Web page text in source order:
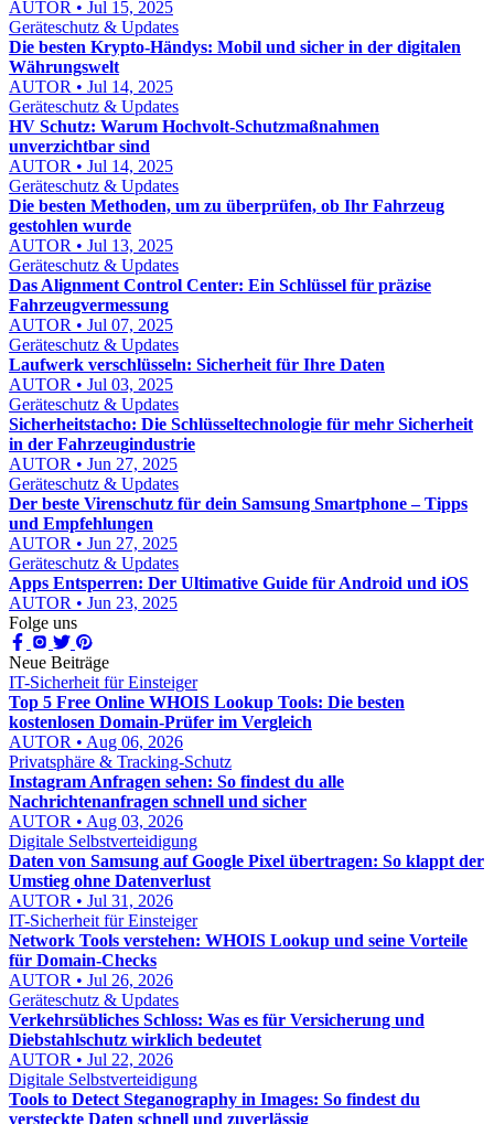
AUTOR • Jul 15, 2025
Geräteschutz & Updates
Die besten Krypto-Händys: Mobil und sicher in der digitalen
Währungswelt
AUTOR • Jul 14, 2025
Geräteschutz & Updates
HV Schutz: Warum Hochvolt-Schutzmaßnahmen
unverzichtbar sind
AUTOR • Jul 14, 2025
Geräteschutz & Updates
Die besten Methoden, um zu überprüfen, ob Ihr Fahrzeug
gestohlen wurde
AUTOR • Jul 13, 2025
Geräteschutz & Updates
Das Alignment Control Center: Ein Schlüssel für präzise
Fahrzeugvermessung
AUTOR • Jul 07, 2025
Geräteschutz & Updates
Laufwerk verschlüsseln: Sicherheit für Ihre Daten
AUTOR • Jul 03, 2025
Geräteschutz & Updates
Sicherheitstacho: Die Schlüsseltechnologie für mehr Sicherheit
in der Fahrzeugindustrie
AUTOR • Jun 27, 2025
Geräteschutz & Updates
Der beste Virenschutz für dein Samsung Smartphone – Tipps
und Empfehlungen
AUTOR • Jun 27, 2025
Geräteschutz & Updates
Apps Entsperren: Der Ultimative Guide für Android und iOS
AUTOR • Jun 23, 2025
Folge uns
Neue Beiträge
IT-Sicherheit für Einsteiger
Top 5 Free Online WHOIS Lookup Tools: Die besten
kostenlosen Domain-Prüfer im Vergleich
AUTOR • Aug 06, 2026
Privatsphäre & Tracking-Schutz
Instagram Anfragen sehen: So findest du alle
Nachrichtenanfragen schnell und sicher
AUTOR • Aug 03, 2026
Digitale Selbstverteidigung
Daten von Samsung auf Google Pixel übertragen: So klappt der
Umstieg ohne Datenverlust
AUTOR • Jul 31, 2026
IT-Sicherheit für Einsteiger
Network Tools verstehen: WHOIS Lookup und seine Vorteile
für Domain-Checks
AUTOR • Jul 26, 2026
Geräteschutz & Updates
Verkehrsübliches Schloss: Was es für Versicherung und
Diebstahlschutz wirklich bedeutet
AUTOR • Jul 22, 2026
Digitale Selbstverteidigung
Tools to Detect Steganography in Images: So findest du
versteckte Daten schnell und zuverlässig